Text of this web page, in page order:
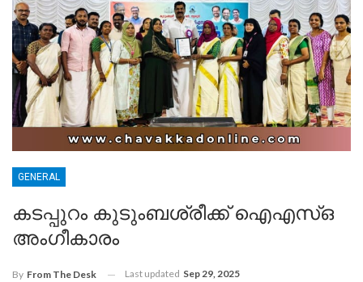
GENERAL
കടപ്പുറം കുടുംബശ്രീക്ക് ഐഎസ്ഒ
അംഗീകാരം
By From The Desk Last updated Sep 29, 2025